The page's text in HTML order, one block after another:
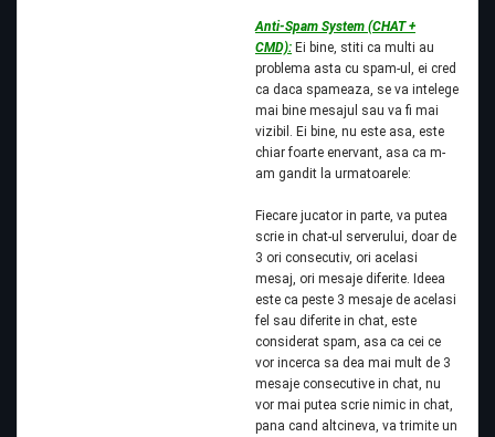
Anti-Spam System (CHAT +
CMD): Ei bine, stiti ca multi au
problema asta cu spam-ul, ei cred
ca daca spameaza, se va intelege
mai bine mesajul sau va fi mai
vizibil. Ei bine, nu este asa, este
chiar foarte enervant, asa ca m-
am gandit la urmatoarele:
Fiecare jucator in parte, va putea
scrie in chat-ul serverului, doar de
3 ori consecutiv, ori acelasi
mesaj, ori mesaje diferite. Ideea
este ca peste 3 mesaje de acelasi
fel sau diferite in chat, este
considerat spam, asa ca cei ce
vor incerca sa dea mai mult de 3
mesaje consecutive in chat, nu
vor mai putea scrie nimic in chat,
pana cand altcineva, va trimite un